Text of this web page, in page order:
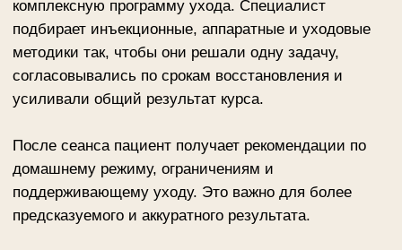
Косметология Массаж
Контакты